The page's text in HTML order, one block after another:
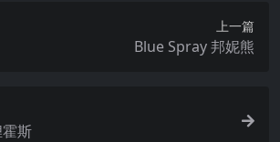
上一篇
Blue Spray 邦妮熊
斯